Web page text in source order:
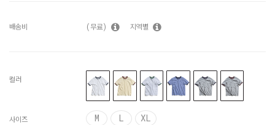
배송비 (무료) 지역별
컬러
사이즈 M L XL